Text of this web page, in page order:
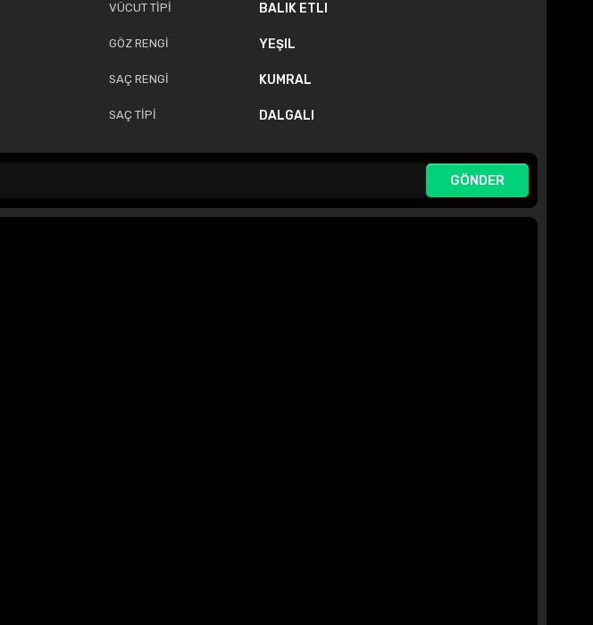
VÜCUT TİPİ BALIK ETLI
GÖZ RENGİ YEŞIL
SAÇ RENGİ KUMRAL
SAÇ TİPİ DALGALI